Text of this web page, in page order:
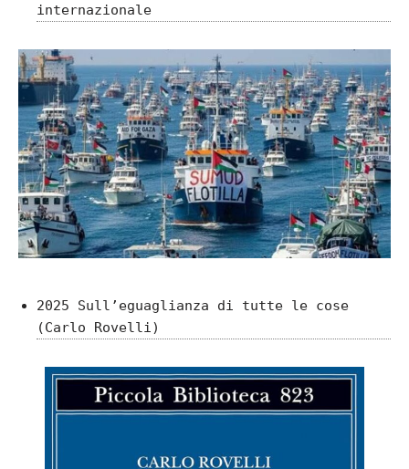
internazionale
2025 Sull’eguaglianza di tutte le cose
(Carlo Rovelli)